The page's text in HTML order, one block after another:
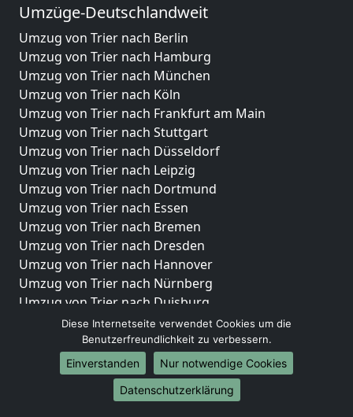
Umzüge-Deutschlandweit
Umzug von Trier nach Berlin
Umzug von Trier nach Hamburg
Umzug von Trier nach München
Umzug von Trier nach Köln
Umzug von Trier nach Frankfurt am Main
Umzug von Trier nach Stuttgart
Umzug von Trier nach Düsseldorf
Umzug von Trier nach Leipzig
Umzug von Trier nach Dortmund
Umzug von Trier nach Essen
Umzug von Trier nach Bremen
Umzug von Trier nach Dresden
Umzug von Trier nach Hannover
Umzug von Trier nach Nürnberg
Umzug von Trier nach Duisburg
Umzug von Trier nach Bochum
Umzug von Trier nach Wuppertal
Umzug von Trier nach Bielefeld
Umzug von Trier nach Bonn
Umzug von Trier nach Münster
Diese Internetseite verwendet Cookies um die
Benutzerfreundlichkeit zu verbessern.
Einverstanden
Nur notwendige Cookies
Datenschutzerklärung